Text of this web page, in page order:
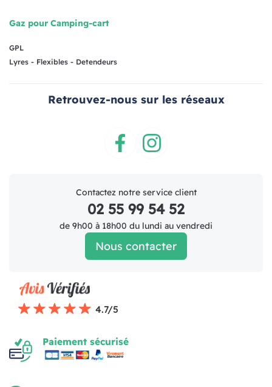
Gaz pour Camping-cart
GPL
Lyres - Flexibles - Detendeurs
Retrouvez-nous sur les réseaux
Contactez notre service client
02 55 99 54 52
de 9h00 à 18h00 du lundi au vendredi
Nous contacter
4.7/5
Paiement sécurisé